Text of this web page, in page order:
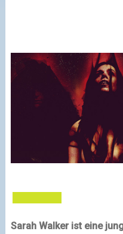
Sarah Walker ist eine